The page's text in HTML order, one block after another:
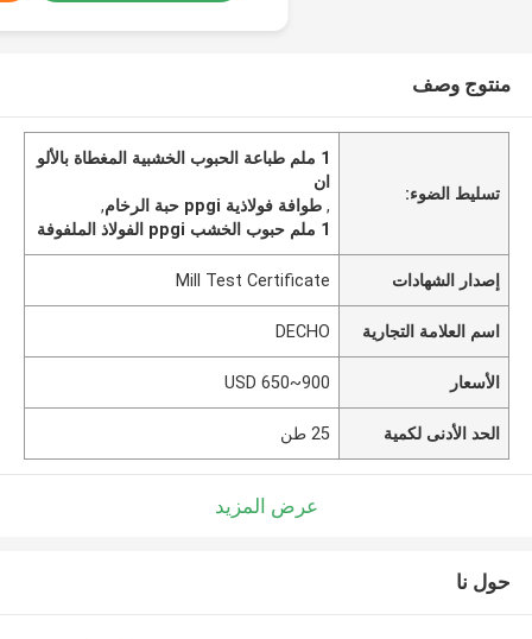
منتوج وصف
تسليط الضوء:
1 ملم طباعة الحبوب الخشبية المغطاة بالألو
ان
,طوافة فولاذية ppgi حبة الرخام
,
1 ملم حبوب الخشب ppgi الفولاذ الملفوفة
إصدار الشهادات Mill Test Certificate
اسم العلامة التجارية DECHO
الأسعار USD 650~900
الحد الأدنى لكمية 25 طن
عرض المزيد
حول نا